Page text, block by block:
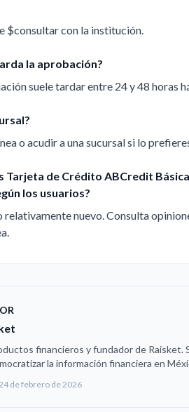
$consultar con la institución.
la aprobación?
suele tardar entre 24 y 48 horas
o acudir a una sucursal si lo
Tarjeta de Crédito ABCredit Básica
los usuarios?
relativamente nuevo. Consulta
financieros y fundador de Raisket.
la información financiera en
de febrero de 2026